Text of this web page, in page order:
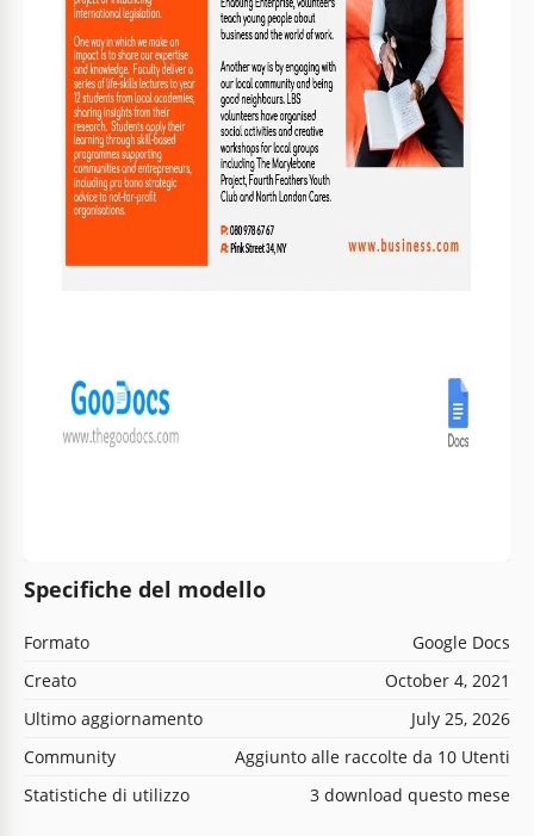
Specifiche del modello
Formato
Google Docs
Creato
October 4, 2021
Ultimo aggiornamento
July 25, 2026
Community
Aggiunto alle raccolte da 10 Utenti
Statistiche di utilizzo
3 download questo mese